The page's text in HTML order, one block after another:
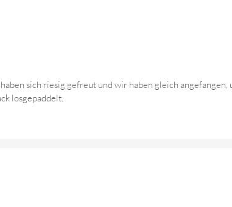
sich riesig gefreut und wir haben gleich angefangen,
losgepaddelt.